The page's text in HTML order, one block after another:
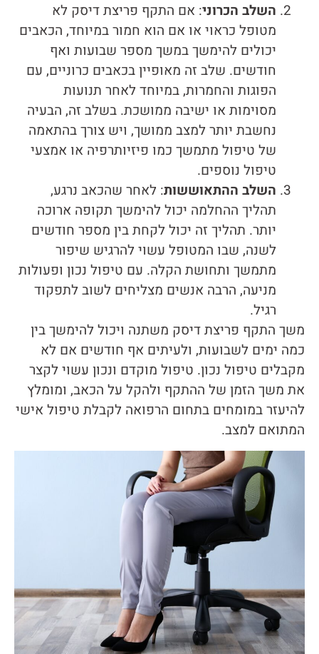
השלב הכרוני: אם התקף פריצת דיסק לא
מטופל כראוי או אם הוא חמור במיוחד, הכאבים
יכולים להימשך במשך מספר שבועות ואף
חודשים. שלב זה מאופיין בכאבים כרוניים, עם
הפוגות והחמרות, במיוחד לאחר תנועות
מסוימות או ישיבה ממושכת. בשלב זה, הבעיה
נחשבת יותר למצב ממושך, ויש צורך בהתאמה
של טיפול מתמשך כמו פיזיותרפיה או אמצעי
טיפול נוספים.
השלב ההתאוששות: לאחר שהכאב נרגע,
תהליך ההחלמה יכול להימשך תקופה ארוכה
יותר. תהליך זה יכול לקחת בין מספר חודשים
לשנה, שבו המטופל עשוי להרגיש שיפור
מתמשך ותחושת הקלה. עם טיפול נכון ופעולות
מניעה, הרבה אנשים מצליחים לשוב לתפקוד
רגיל.
משך התקף פריצת דיסק משתנה ויכול להימשך בין
כמה ימים לשבועות, ולעיתים אף חודשים אם לא
מקבלים טיפול נכון. טיפול מוקדם ונכון עשוי לקצר
את משך הזמן של ההתקף ולהקל על הכאב, ומומלץ
להיעזר במומחים בתחום הרפואה לקבלת טיפול אישי
המתואם למצב.